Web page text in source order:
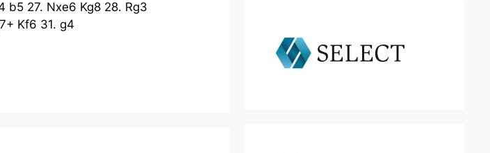
b5 27. Nxe6 Kg8 28. Rg3
Kf6 31. g4